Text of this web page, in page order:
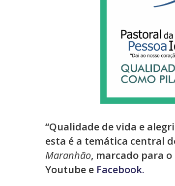
“Qualidade de vida e
esta é a temática central
Maranhão, marcado para o
Youtube e Facebook.